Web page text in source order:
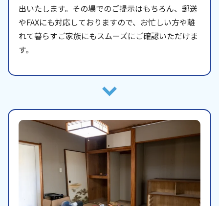
出いたします。その場でのご提示はもちろん、郵送
やFAXにも対応しておりますので、お忙しい方や離
れて暮らすご家族にもスムーズにご確認いただけま
す。